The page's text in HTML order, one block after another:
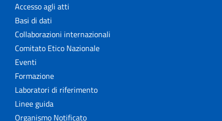
Accesso agli atti
Basi di dati
Collaborazioni internazionali
Comitato Etico Nazionale
Eventi
Formazione
Laboratori di riferimento
Linee guida
Organismo Notificato